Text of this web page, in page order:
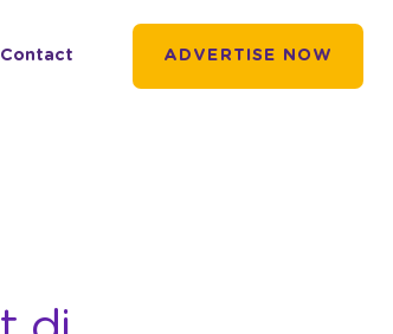
Contact ADVERTISE NOW